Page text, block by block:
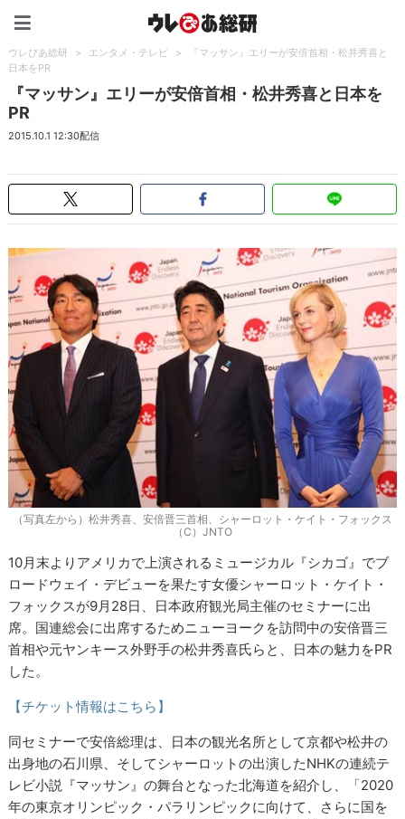
ウレぴあ総研 > エンタメ・テレビ >
『マッサン』エリーが安倍首相・松井秀喜と
日本をPR
『マッサン』エリーが安倍首相・松井秀喜と日本を
PR
2015.10.1 12:30配信
（写真左から）松井秀喜、安倍晋三首相、シャーロット・ケイト・フォックス
（C）JNTO
10月末よりアメリカで上演されるミュージカル『シカゴ』でブ
ロードウェイ・デビューを果たす女優シャーロット・ケイト・
フォックスが9月28日、日本政府観光局主催のセミナーに出
席。国連総会に出席するためニューヨークを訪問中の安倍晋三
首相や元ヤンキース外野手の松井秀喜氏らと、日本の魅力をPR
した。
【チケット情報はこちら】
同セミナーで安倍総理は、日本の観光名所として京都や松井の
出身地の石川県、そしてシャーロットの出演したNHKの連続テ
レビ小説『マッサン』の舞台となった北海道を紹介し、「2020
年の東京オリンピック・パラリンピックに向けて、さらに国を